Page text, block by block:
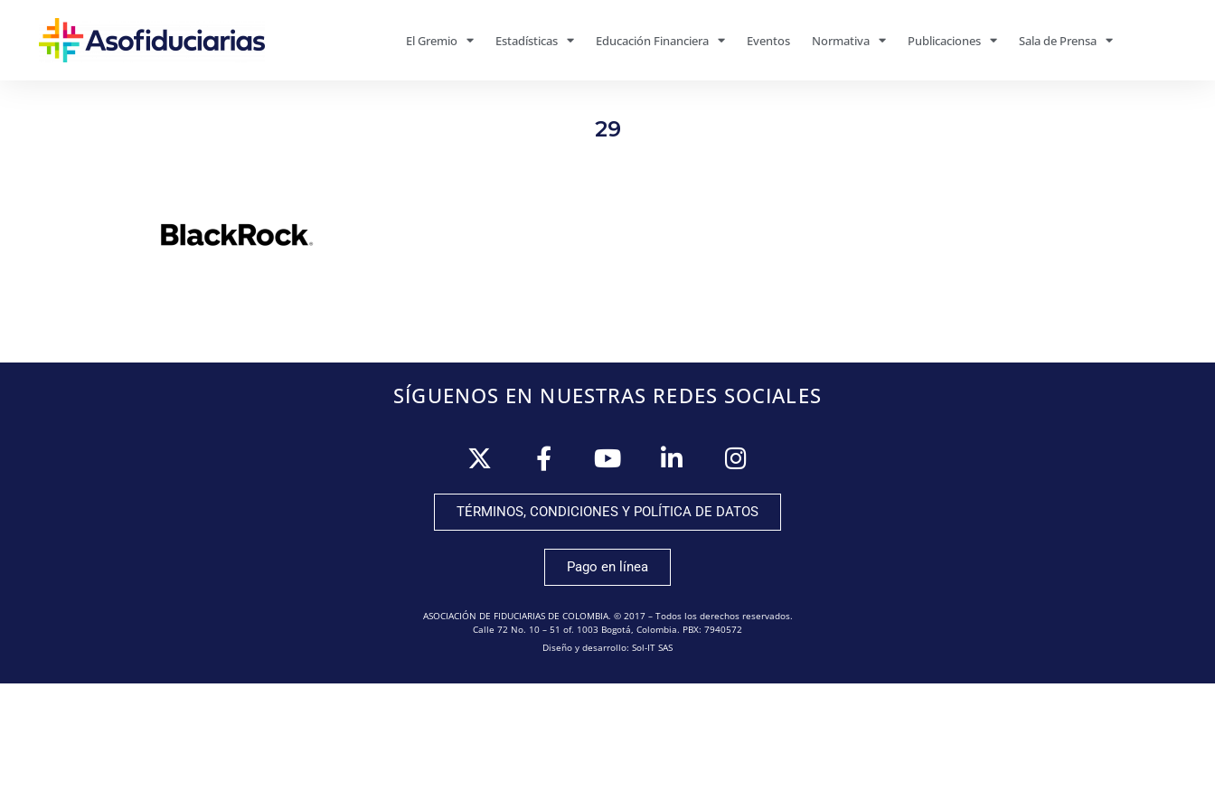
El Gremio Estadísticas Educación Financiera Eventos Normativa Publicaciones Sala de Prensa
29
SÍGUENOS EN NUESTRAS REDES SOCIALES
TÉRMINOS, CONDICIONES Y POLÍTICA DE DATOS
Pago en línea
ASOCIACIÓN DE FIDUCIARIAS DE COLOMBIA. © 2017 – Todos los derechos reservados.
Calle 72 No. 10 – 51 of. 1003 Bogotá, Colombia. PBX: 7940572
Diseño y desarrollo: Sol-IT SAS